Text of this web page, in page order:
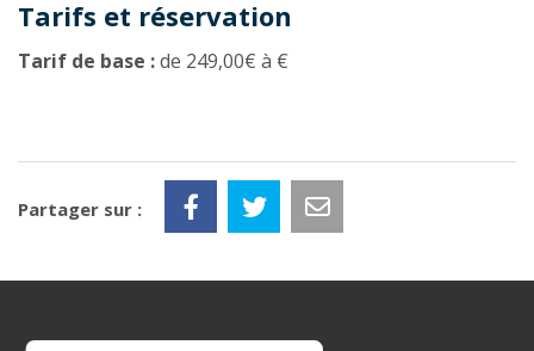
Tarifs et réservation
Tarif de base :de 249,00€ à €
Partager sur :